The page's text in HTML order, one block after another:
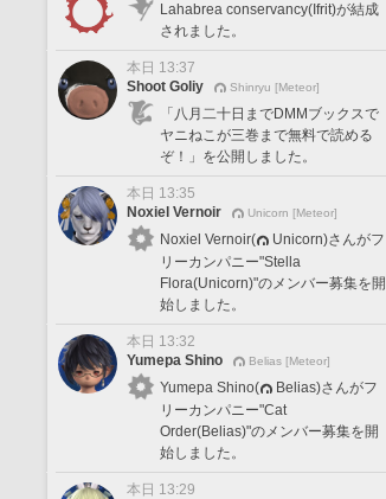
Lahabrea conservancy(Ifrit)が結成
されました。
本日 13:37
Shoot Goliy
Shinryu [Meteor]
「八月二十日までDMMブックスで
ヤニねこが三巻まで無料で読める
ぞ！」を公開しました。
本日 13:35
Noxiel Vernoir
Unicorn [Meteor]
Noxiel Vernoir(
Unicorn)さんがフ
リーカンパニー"Stella
Flora(Unicorn)"のメンバー募集を開
始しました。
本日 13:32
Yumepa Shino
Belias [Meteor]
Yumepa Shino(
Belias)さんがフ
リーカンパニー"Cat
Order(Belias)"のメンバー募集を開
始しました。
本日 13:29